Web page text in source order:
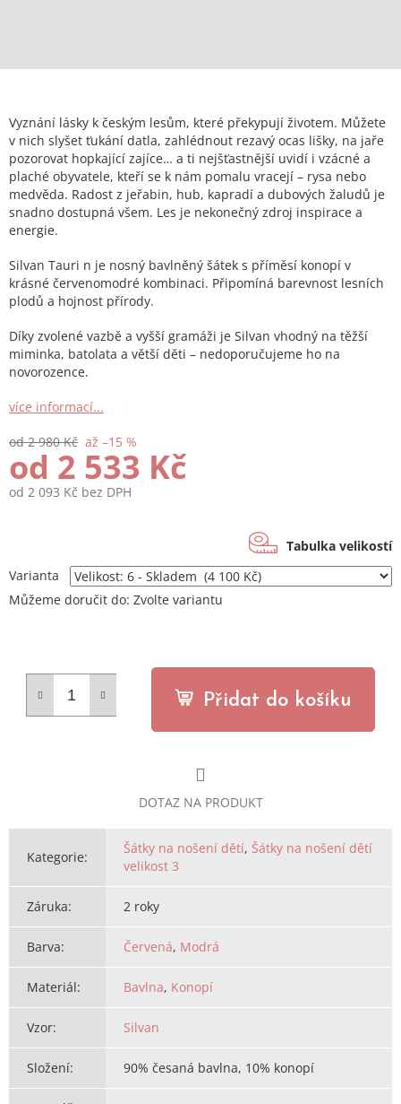
Vyznání lásky k českým lesům, které překypují životem. Můžete
v nich slyšet ťukání datla, zahlédnout rezavý ocas lišky, na jaře
pozorovat hopkající zajíce… a ti nejšťastnější uvidí i vzácné a
plaché obyvatele, kteří se k nám pomalu vracejí – rysa nebo
medvěda. Radost z jeřabin, hub, kapradí a dubových žaludů je
snadno dostupná všem. Les je nekonečný zdroj inspirace a
energie.
Silvan Tauri n je nosný bavlněný šátek s příměsí konopí v
krásné červenomodré kombinaci. Připomíná barevnost lesních
plodů a hojnost přírody.
Díky zvolené vazbě a vyšší gramáži je Silvan vhodný na těžší
miminka, batolata a větší děti – nedoporučujeme ho na
novorozence.
více informací...
od 2 980 Kč až –15 %
od 2 533 Kč
od 2 093 Kč bez DPH
Tabulka velikostí
Varianta
Můžeme doručit do: Zvolte variantu
Přidat do košíku
DOTAZ NA PRODUKT
Kategorie:
Šátky na nošení dětí, Šátky na nošení dětí
velikost 3
Záruka: 2 roky
Barva: Červená, Modrá
Materiál: Bavlna, Konopí
Vzor: Silvan
Složení: 90% česaná bavlna, 10% konopí